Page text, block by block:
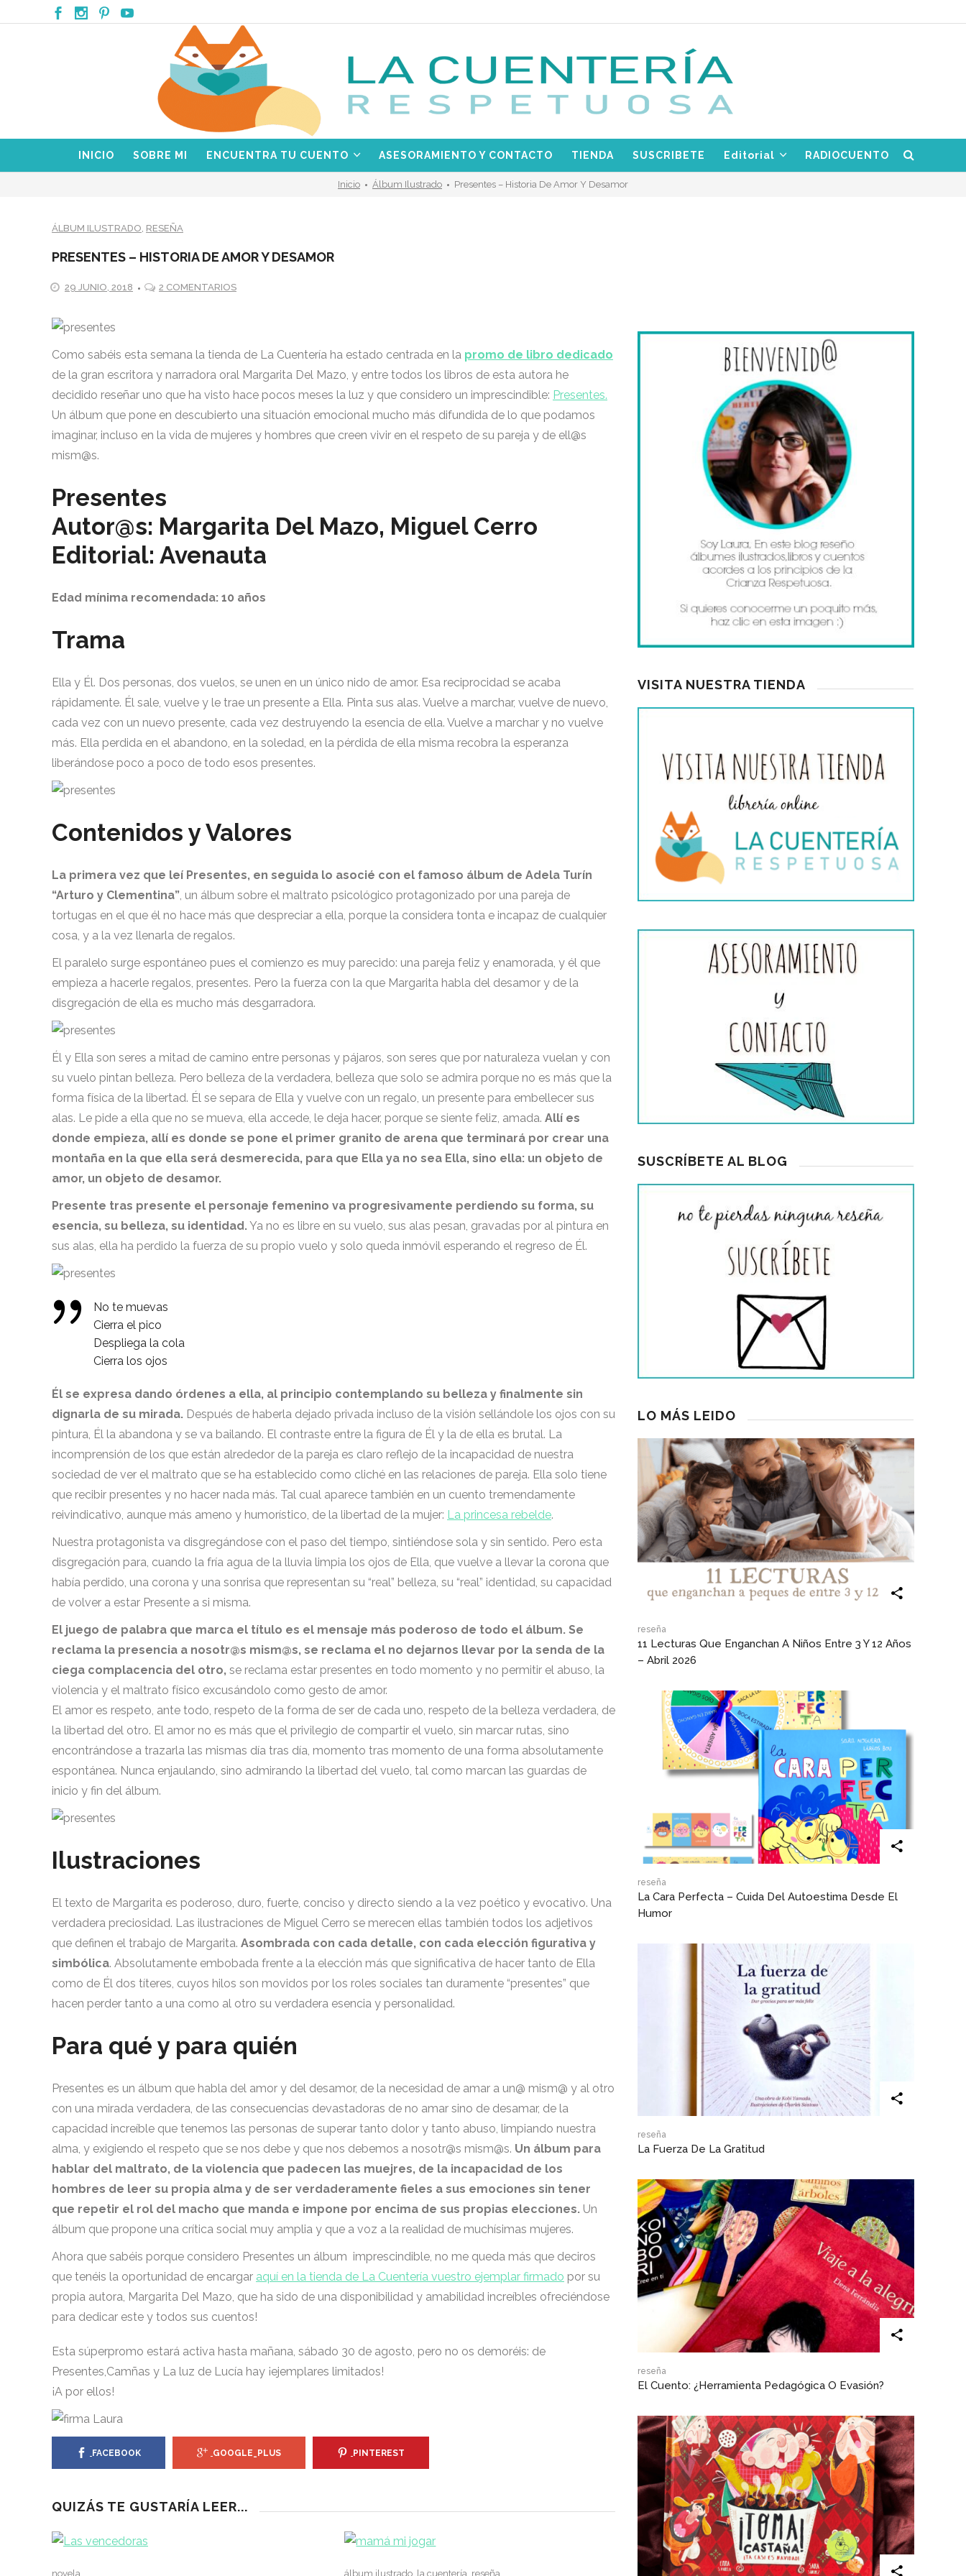
INICIO SOBRE MI ENCUENTRA TU CUENTO ASESORAMIENTO Y CONTACTO TIENDA SUSCRIBETE Editorial RADIOCUENTO
Inicio Álbum Ilustrado Presentes – Historia De Amor Y Desamor
ÁLBUM ILUSTRADO, RESEÑA
PRESENTES – HISTORIA DE AMOR Y DESAMOR
29 JUNIO, 2018 2 COMENTARIOS
Como sabéis esta semana la tienda de La Cuentería ha estado centrada en la promo de libro dedicado
de la gran escritora y narradora oral Margarita Del Mazo, y entre todos los libros de esta autora he
decidido reseñar uno que ha visto hace pocos meses la luz y que considero un imprescindible: Presentes.
Un álbum que pone en descubierto una situación emocional mucho más difundida de lo que podamos
imaginar, incluso en la vida de mujeres y hombres que creen vivir en el respeto de su pareja y de ell@s
mism@s.
Presentes
Autor@s: Margarita Del Mazo, Miguel Cerro
Editorial: Avenauta
Edad mínima recomendada: 10 años
Trama
Ella y Él. Dos personas, dos vuelos, se unen en un único nido de amor. Esa reciprocidad se acaba
rápidamente. Él sale, vuelve y le trae un presente a Ella. Pinta sus alas. Vuelve a marchar, vuelve de nuevo,
cada vez con un nuevo presente, cada vez destruyendo la esencia de ella. Vuelve a marchar y no vuelve
más. Ella perdida en el abandono, en la soledad, en la pérdida de ella misma recobra la esperanza
liberándose poco a poco de todo esos presentes.
Contenidos y Valores
La primera vez que leí Presentes, en seguida lo asocié con el famoso álbum de Adela Turín
“Arturo y Clementina”, un álbum sobre el maltrato psicológico protagonizado por una pareja de
tortugas en el que él no hace más que despreciar a ella, porque la considera tonta e incapaz de cualquier
cosa, y a la vez llenarla de regalos.
El paralelo surge espontáneo pues el comienzo es muy parecido: una pareja feliz y enamorada, y él que
empieza a hacerle regalos, presentes. Pero la fuerza con la que Margarita habla del desamor y de la
disgregación de ella es mucho más desgarradora.
Él y Ella son seres a mitad de camino entre personas y pájaros, son seres que por naturaleza vuelan y con
su vuelo pintan belleza. Pero belleza de la verdadera, belleza que solo se admira porque no es más que la
forma física de la libertad. Él se separa de Ella y vuelve con un regalo, un presente para embellecer sus
alas. Le pide a ella que no se mueva, ella accede, le deja hacer, porque se siente feliz, amada. Allí es
donde empieza, allí es donde se pone el primer granito de arena que terminará por crear una
montaña en la que ella será desmerecida, para que Ella ya no sea Ella, sino ella: un objeto de
amor, un objeto de desamor.
Presente tras presente el personaje femenino va progresivamente perdiendo su forma, su
esencia, su belleza, su identidad.Ya no es libre en su vuelo, sus alas pesan, gravadas por al pintura en
sus alas, ella ha perdido la fuerza de su propio vuelo y solo queda inmóvil esperando el regreso de Él.
No te muevas
Cierra el pico
Despliega la cola
Cierra los ojos
Él se expresa dando órdenes a ella, al principio contemplando su belleza y finalmente sin
dignarla de su mirada. Después de haberla dejado privada incluso de la visión sellándole los ojos con su
pintura, Él la abandona y se va bailando. El contraste entre la figura de Él y la de ella es brutal. La
incomprensión de los que están alrededor de la pareja es claro reflejo de la incapacidad de nuestra
sociedad de ver el maltrato que se ha establecido como cliché en las relaciones de pareja. Ella solo tiene
que recibir presentes y no hacer nada más. Tal cual aparece también en un cuento tremendamente
reivindicativo, aunque más ameno y humorístico, de la libertad de la mujer: La princesa rebelde.
Nuestra protagonista va disgregándose con el paso del tiempo, sintiéndose sola y sin sentido. Pero esta
disgregación para, cuando la fría agua de la lluvia limpia los ojos de Ella, que vuelve a llevar la corona que
había perdido, una corona y una sonrisa que representan su “real” belleza, su “real” identidad, su capacidad
de volver a estar Presente a si misma.
El juego de palabra que marca el título es el mensaje más poderoso de todo el álbum. Se
reclama la presencia a nosotr@s mism@s, se reclama el no dejarnos llevar por la senda de la
ciega complacencia del otro, se reclama estar presentes en todo momento y no permitir el abuso, la
violencia y el maltrato físico excusándolo como gesto de amor.
El amor es respeto, ante todo, respeto de la forma de ser de cada uno, respeto de la belleza verdadera, de
la libertad del otro. El amor no es más que el privilegio de compartir el vuelo, sin marcar rutas, sino
encontrándose a trazarla las mismas día tras día, momento tras momento de una forma absolutamente
espontánea. Nunca enjaulando, sino admirando la libertad del vuelo, tal como marcan las guardas de
inicio y fin del álbum.
Ilustraciones
El texto de Margarita es poderoso, duro, fuerte, conciso y directo siendo a la vez poético y evocativo. Una
verdadera preciosidad. Las ilustraciones de Miguel Cerro se merecen ellas también todos los adjetivos
que definen el trabajo de Margarita. Asombrada con cada detalle, con cada elección figurativa y
simbólica. Absolutamente embobada frente a la elección más que significativa de hacer tanto de Ella
como de Él dos títeres, cuyos hilos son movidos por los roles sociales tan duramente “presentes” que
hacen perder tanto a una como al otro su verdadera esencia y personalidad.
Para qué y para quién
Presentes es un álbum que habla del amor y del desamor, de la necesidad de amar a un@ mism@ y al otro
con una mirada verdadera, de las consecuencias devastadoras de no amar sino de desamar, de la
capacidad increíble que tenemos las personas de superar tanto dolor y tanto abuso, limpiando nuestra
alma, y exigiendo el respeto que se nos debe y que nos debemos a nosotr@s mism@s. Un álbum para
hablar del maltrato, de la violencia que padecen las muejres, de la incapacidad de los
hombres de leer su propia alma y de ser verdaderamente fieles a sus emociones sin tener
que repetir el rol del macho que manda e impone por encima de sus propias elecciones. Un
álbum que propone una crítica social muy amplia y que a voz a la realidad de muchísimas mujeres.
Ahora que sabéis porque considero Presentes un álbum imprescindible, no me queda más que deciros
que tenéis la oportunidad de encargar aquí en la tienda de La Cuentería vuestro ejemplar firmado por su
propia autora, Margarita Del Mazo, que ha sido de una disponibilidad y amabilidad increíbles ofreciéndose
para dedicar este y todos sus cuentos!
Esta súperpromo estará activa hasta mañana, sábado 30 de agosto, pero no os demoréis: de
Presentes,Camñas y La luz de Lucía hay ¡ejemplares limitados!
¡A por ellos!
FACEBOOK GOOGLE_PLUS PINTEREST
QUIZÁS TE GUSTARÍA LEER...
novela álbum ilustrado la cuentería reseña
VISITA NUESTRA TIENDA
SUSCRÍBETE AL BLOG
LO MÁS LEIDO
reseña
11 Lecturas Que Enganchan A Niños Entre 3 Y 12 Años
– Abril 2026
reseña
La Cara Perfecta – Cuida Del Autoestima Desde El
Humor
reseña
La Fuerza De La Gratitud
reseña
El Cuento: ¿herramienta Pedagógica O Evasión?